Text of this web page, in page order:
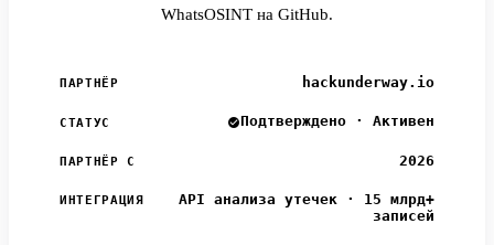
WhatsOSINT на GitHub.
ПАРТНЁР hackunderway.io
СТАТУС Подтверждено · Активен
ПАРТНЁР С 2026
ИНТЕГРАЦИЯ
API анализа утечек · 15 млрд+
записей